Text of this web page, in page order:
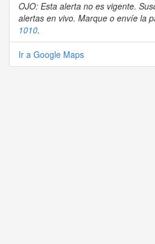
OJO: Esta alerta no es vigente.
alertas en vivo. Marque o envíe la
1010.
Ir a Google Maps